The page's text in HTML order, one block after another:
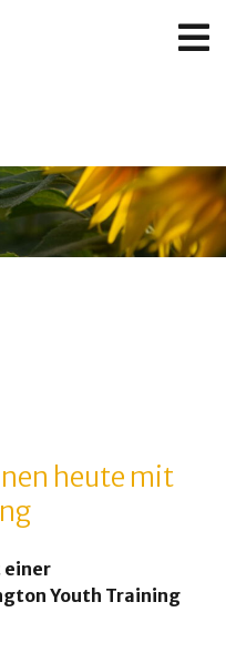
heute mit
einer
Youth Training